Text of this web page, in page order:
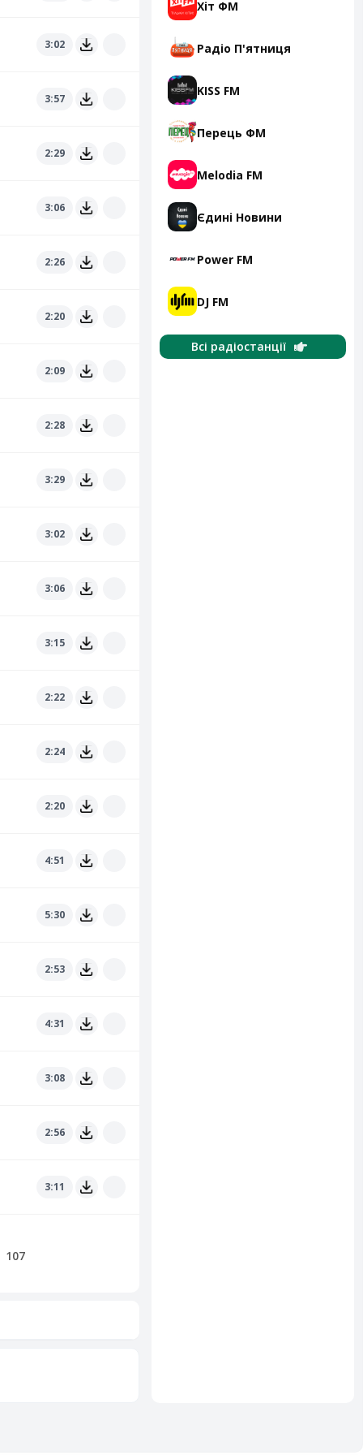
3:02
3:57
2:29
3:06
2:26
2:20
2:09
2:28
3:29
3:02
3:06
3:15
2:22
2:24
2:20
4:51
5:30
2:53
4:31
3:08
2:56
3:11
107
Хіт ФМ
Радіо П'ятниця
KISS FM
Перець ФМ
Melodia FM
Єдині Новини
Power FM
DJ FM
Всі радіостанції